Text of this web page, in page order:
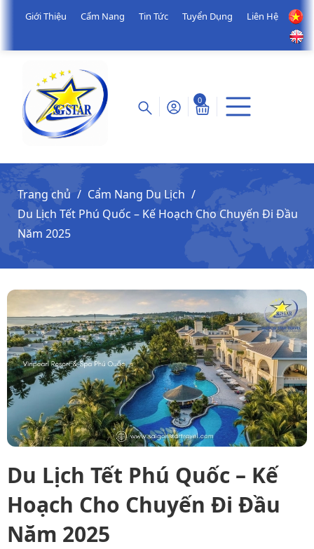
Giới Thiệu Cẩm Nang Tin Tức Tuyển Dụng Liên Hệ
0
Trang chủ
Cẩm Nang Du Lịch
Du Lịch Tết Phú Quốc – Kế Hoạch Cho Chuyến Đi Đầu
Năm 2025
Du Lịch Tết Phú Quốc – Kế
Hoạch Cho Chuyến Đi Đầu
Năm 2025